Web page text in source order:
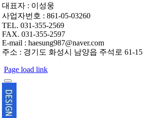
대표자 : 이성웅
사업자번호 : 861-05-03260
TEL. 031-355-2569
FAX. 031-355-2597
E-mail : haesung987@naver.com
주소 : 경기도 화성시 남양읍 주석로 61-15
Page load link